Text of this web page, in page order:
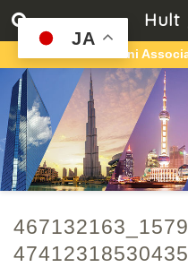
Hult
Hult Alumni
JA